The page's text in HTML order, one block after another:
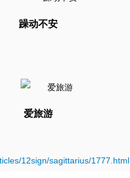
躁动不安
爱旅游
12sign/sagittarius/1777.html